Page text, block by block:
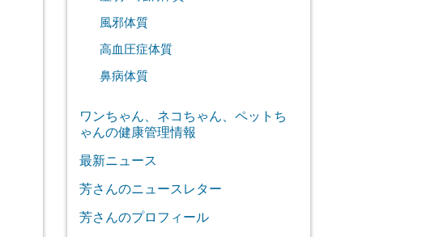
風邪体質
高血圧症体質
鼻病体質
ワンちゃん、ネコちゃん、ペットち
ゃんの健康管理情報
最新ニュース
芳さんのニュースレター
芳さんのプロフィール